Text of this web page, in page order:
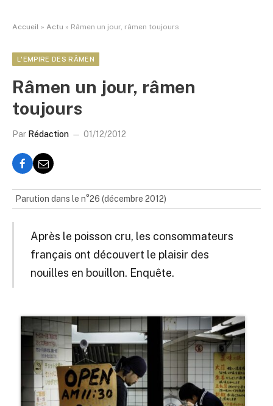
Accueil » Actu » Râmen un jour, râmen toujours
L'EMPIRE DES RÂMEN
Râmen un jour, râmen
toujours
Par Rédaction 01/12/2012
Parution dans le n°26 (décembre 2012)
Après le poisson cru, les consommateurs
français ont découvert le plaisir des
nouilles en bouillon. Enquête.